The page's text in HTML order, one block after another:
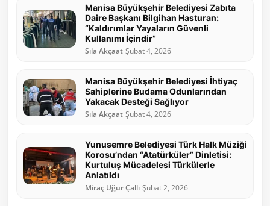
Manisa Büyükşehir Belediyesi Zabıta
Daire Başkanı Bilgihan Hasturan:
“Kaldırımlar Yayaların Güvenli
Kullanımı İçindir”
Sıla Akçaat Şubat 4, 2026
Manisa Büyükşehir Belediyesi İhtiyaç
Sahiplerine Budama Odunlarından
Yakacak Desteği Sağlıyor
Sıla Akçaat Şubat 4, 2026
Yunusemre Belediyesi Türk Halk Müziği
Korosu’ndan “Atatürküler” Dinletisi:
Kurtuluş Mücadelesi Türkülerle
Anlatıldı
Miraç Uğur Çallı Şubat 2, 2026